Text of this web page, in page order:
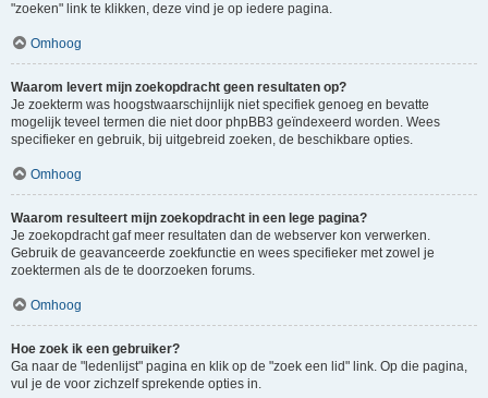
"zoeken" link te klikken, deze vind je op iedere pagina.
Omhoog
Waarom levert mijn zoekopdracht geen resultaten op?
Je zoekterm was hoogstwaarschijnlijk niet specifiek genoeg en bevatte
mogelijk teveel termen die niet door phpBB3 geïndexeerd worden. Wees
specifieker en gebruik, bij uitgebreid zoeken, de beschikbare opties.
Omhoog
Waarom resulteert mijn zoekopdracht in een lege pagina?
Je zoekopdracht gaf meer resultaten dan de webserver kon verwerken.
Gebruik de geavanceerde zoekfunctie en wees specifieker met zowel je
zoektermen als de te doorzoeken forums.
Omhoog
Hoe zoek ik een gebruiker?
Ga naar de "ledenlijst" pagina en klik op de "zoek een lid" link. Op die pagina,
vul je de voor zichzelf sprekende opties in.